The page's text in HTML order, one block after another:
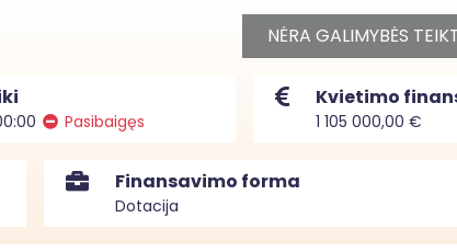
NĖRA GALIMYBĖS
Pasibaigęs
Kvietimo
1 105 000,00 €
Finansavimo forma
Dotacija